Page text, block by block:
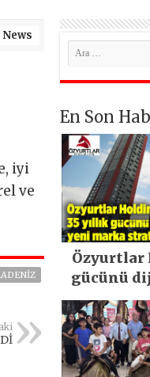
News
iyi
ve
En Son
Özyurtlar
gücünü
yeni